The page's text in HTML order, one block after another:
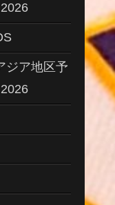
ア地区予